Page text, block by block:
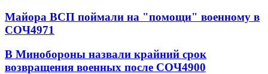
Майора ВСП поймали на "помощи" военному в
СОЧ4971
В Минобороны назвали крайний срок
возвращения военных после СОЧ4900